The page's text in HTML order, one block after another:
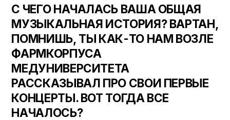
С ЧЕГО НАЧАЛАСЬ ВАША ОБЩАЯ
МУЗЫКАЛЬНАЯ ИСТОРИЯ? ВАРТАН,
ПОМНИШЬ, ТЫ КАК-ТО НАМ ВОЗЛЕ
ФАРМКОРПУСА
МЕДУНИВЕРСИТЕТА
РАССКАЗЫВАЛ ПРО СВОИ ПЕРВЫЕ
КОНЦЕРТЫ. ВОТ ТОГДА ВСЕ
НАЧАЛОСЬ?